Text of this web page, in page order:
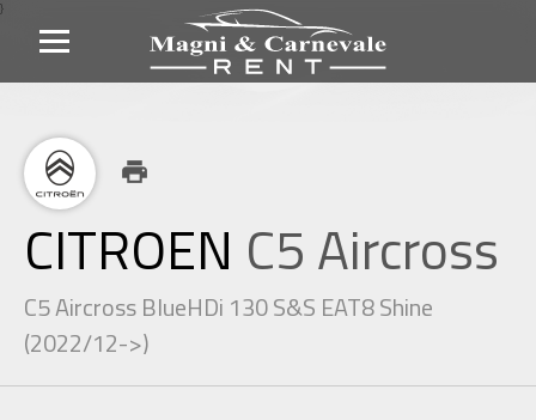
}
print
CITROEN C5 Aircross
C5 Aircross BlueHDi 130 S&S EAT8 Shine
(2022/12->)